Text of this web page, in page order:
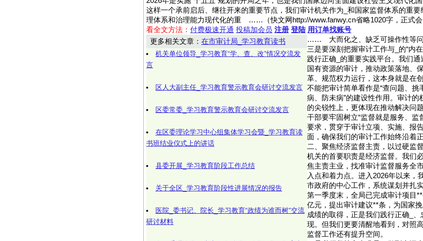
这样一个承前启后、继往开来的重要节点，我们审计机关作为_和国家监督体系的重
理体系和治理能力现代化的重 ……（快文网http://www.fanwy.cn省略1020字，正式
看全文方法： 付费极速开通 投稿加会员 注册 登陆 用订单找账号
……
更多相关文章： 在市审计局_学习教育读书
机关单位领导_学习教育“学、查、改”情况交流发
言
区人大副主任_学习教育警示教育会研讨交流发言
区委常委_学习教育警示教育会研讨交流发言
在区委理论学习中心组集体学习会暨_学习教育读
书班结业仪式上的讲话
县委开展_学习教育阶段工作总结
关于全区_学习教育阶段性进展情况的报告
医院_委书记、院长_学习教育“政绩为谁而树”交流
研讨材料
大而化之、缺乏可操作性等问
三是要深刻把握审计工作与_的“内
践行正确_的重要实践平台。我们通
国有资源的审计，推动政策落地、
革、规范权力运行，这本身就是在
不能把审计简单看作是“查问题、挑
病、防未病”的建设性作用。审计的
的尖锐性上，更体现在推动解决问
干部要牢固树立“监督就是服务、监
要求，贯穿于审计立项、实施、报
面，确保我们的审计工作始终沿着
二、聚焦经济监督主责，以过硬监
机关的首要职责是经济监督。我们
焦主责主业，找准审计监督服务全
入点和着力点。进入2026年以来，
市政府的中心工作，系统谋划并扎
第一季度末，全局已完成审计项目
亿元，提出审计建议**条，为国家
成绩的取得，正是我们践行正确_
现。但我们更要清醒地看到，对照
监督工作还有提升空间。